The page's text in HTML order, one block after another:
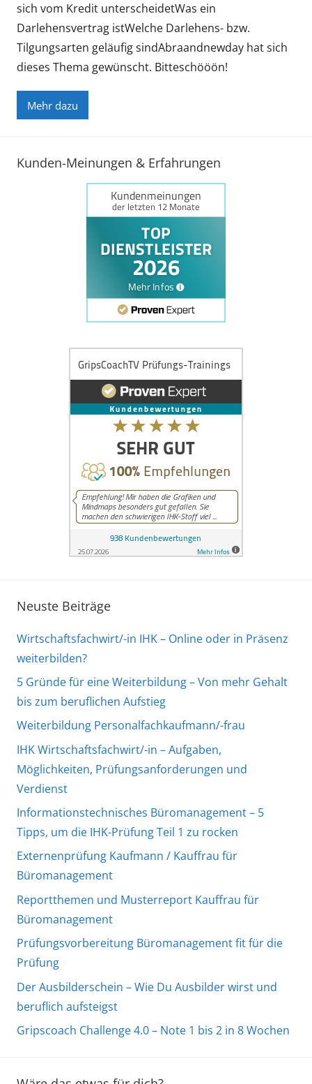
sich vom Kredit unterscheidetWas ein
Darlehensvertrag istWelche Darlehens- bzw.
Tilgungsarten geläufig sindAbraandnewday hat sich
dieses Thema gewünscht. Bitteschööön!
Mehr dazu
Kunden-Meinungen & Erfahrungen
Neuste Beiträge
Wirtschaftsfachwirt/-in IHK – Online oder in Präsenz
weiterbilden?
5 Gründe für eine Weiterbildung – Von mehr Gehalt
bis zum beruflichen Aufstieg
Weiterbildung Personalfachkaufmann/-frau
IHK Wirtschaftsfachwirt/-in – Aufgaben,
Möglichkeiten, Prüfungsanforderungen und
Verdienst
Informationstechnisches Büromanagement – 5
Tipps, um die IHK-Prüfung Teil 1 zu rocken
Externenprüfung Kaufmann / Kauffrau für
Büromanagement
Reportthemen und Musterreport Kauffrau für
Büromanagement
Prüfungsvorbereitung Büromanagement fit für die
Prüfung
Der Ausbilderschein – Wie Du Ausbilder wirst und
beruflich aufsteigst
Gripscoach Challenge 4.0 – Note 1 bis 2 in 8 Wochen